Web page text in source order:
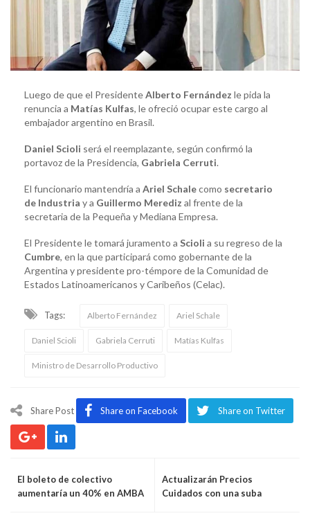
Luego de que el PresidenteAlberto Fernández le pida la
renuncia a Matías Kulfas, le ofreció ocupar este cargo al
embajador argentino en Brasil.
Daniel Scioli será el reemplazante, según confirmó la
portavoz de la Presidencia, Gabriela Cerruti.
El funcionario mantendría a Ariel Schalecomo secretario
de Industria y a Guillermo Merediz al frente de la
secretaria de la Pequeña y Mediana Empresa.
El Presidente le tomará juramento a Scioli a su regreso de la
Cumbre, en la que participará como gobernante de la
Argentina y presidente pro-témpore de la Comunidad de
Estados Latinoamericanos y Caribeños (Celac).
Tags: Alberto Fernández Ariel Schale
Daniel Scioli Gabriela Cerruti Matías Kulfas
Ministro de Desarrollo Productivo
Share Post Share on Facebook Share on Twitter
El boleto de colectivo
aumentaría un 40% en AMBA
Actualizarán Precios
Cuidados con una suba